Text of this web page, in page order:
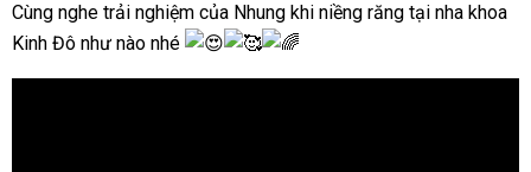
Cùng nghe trải nghiệm của Nhung khi niềng răng tại nha khoa
Kinh Đô như nào nhé